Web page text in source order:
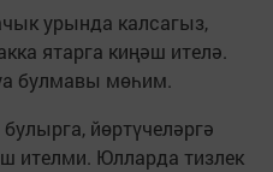
урында калсагыз,
ятарга киңәш ителә.
булмавы мөһим.
йөртүчеләргә
ителми. Юлларда тизлек